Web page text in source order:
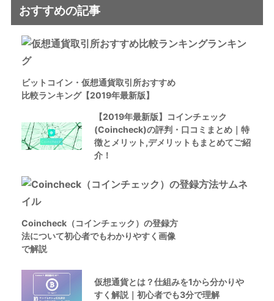
おすすめの記事
ビットコイン・仮想通貨取引所おすすめ
比較ランキング【2019年最新版】
【2019年最新版】コインチェック
(Coincheck)の評判・口コミまとめ｜特
徴とメリット,デメリットもまとめてご紹
介！
Coincheck（コインチェック）の登録方
法について初心者でもわかりやすく画像
で解説
仮想通貨とは？仕組みを1から分かりや
すく解説｜初心者でも3分で理解